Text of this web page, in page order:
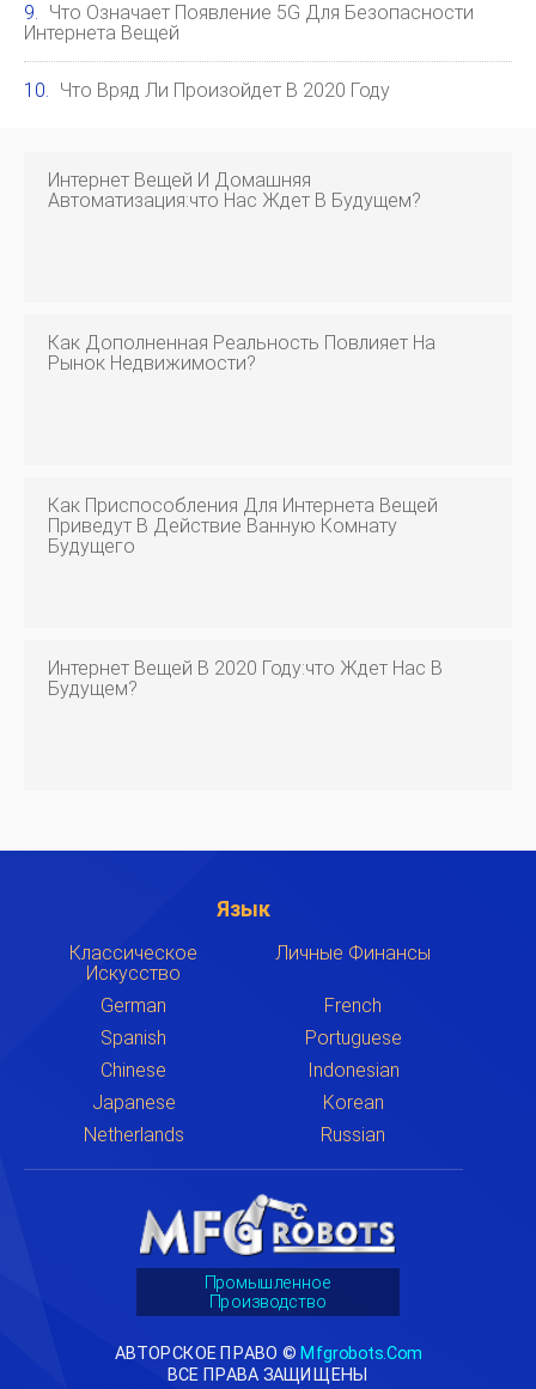
Что Означает Появление 5G Для Безопасности
Интернета Вещей
Что Вряд Ли Произойдет В 2020 Году
Интернет Вещей И Домашняя
Автоматизация:что Нас Ждет В Будущем?
Как Дополненная Реальность Повлияет На
Рынок Недвижимости?
Как Приспособления Для Интернета Вещей
Приведут В Действие Ванную Комнату
Будущего
Интернет Вещей В 2020 Году:что Ждет Нас В
Будущем?
Язык
Классическое
Искусство
Личные Финансы
German
French
Spanish
Portuguese
Chinese
Indonesian
Japanese
Korean
Netherlands
Russian
Промышленное
Производство
АВТОРСКОЕ ПРАВО © Mfgrobots.com
ВСЕ ПРАВА ЗАЩИЩЕНЫ